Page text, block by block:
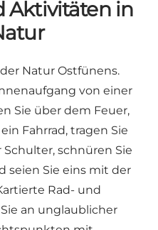
Aktivitäten in
Natur Ostfünens.
von einer
Sie über dem Feuer,
Fahrrad, tragen Sie
schnüren Sie
seien Sie eins mit der
Rad- und
an unglaublicher